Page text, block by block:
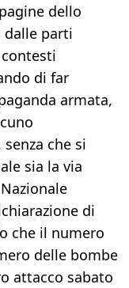
dello
dalle parti
di far
armata,
che si
sia la via
di
che il numero
delle bombe
attacco sabato